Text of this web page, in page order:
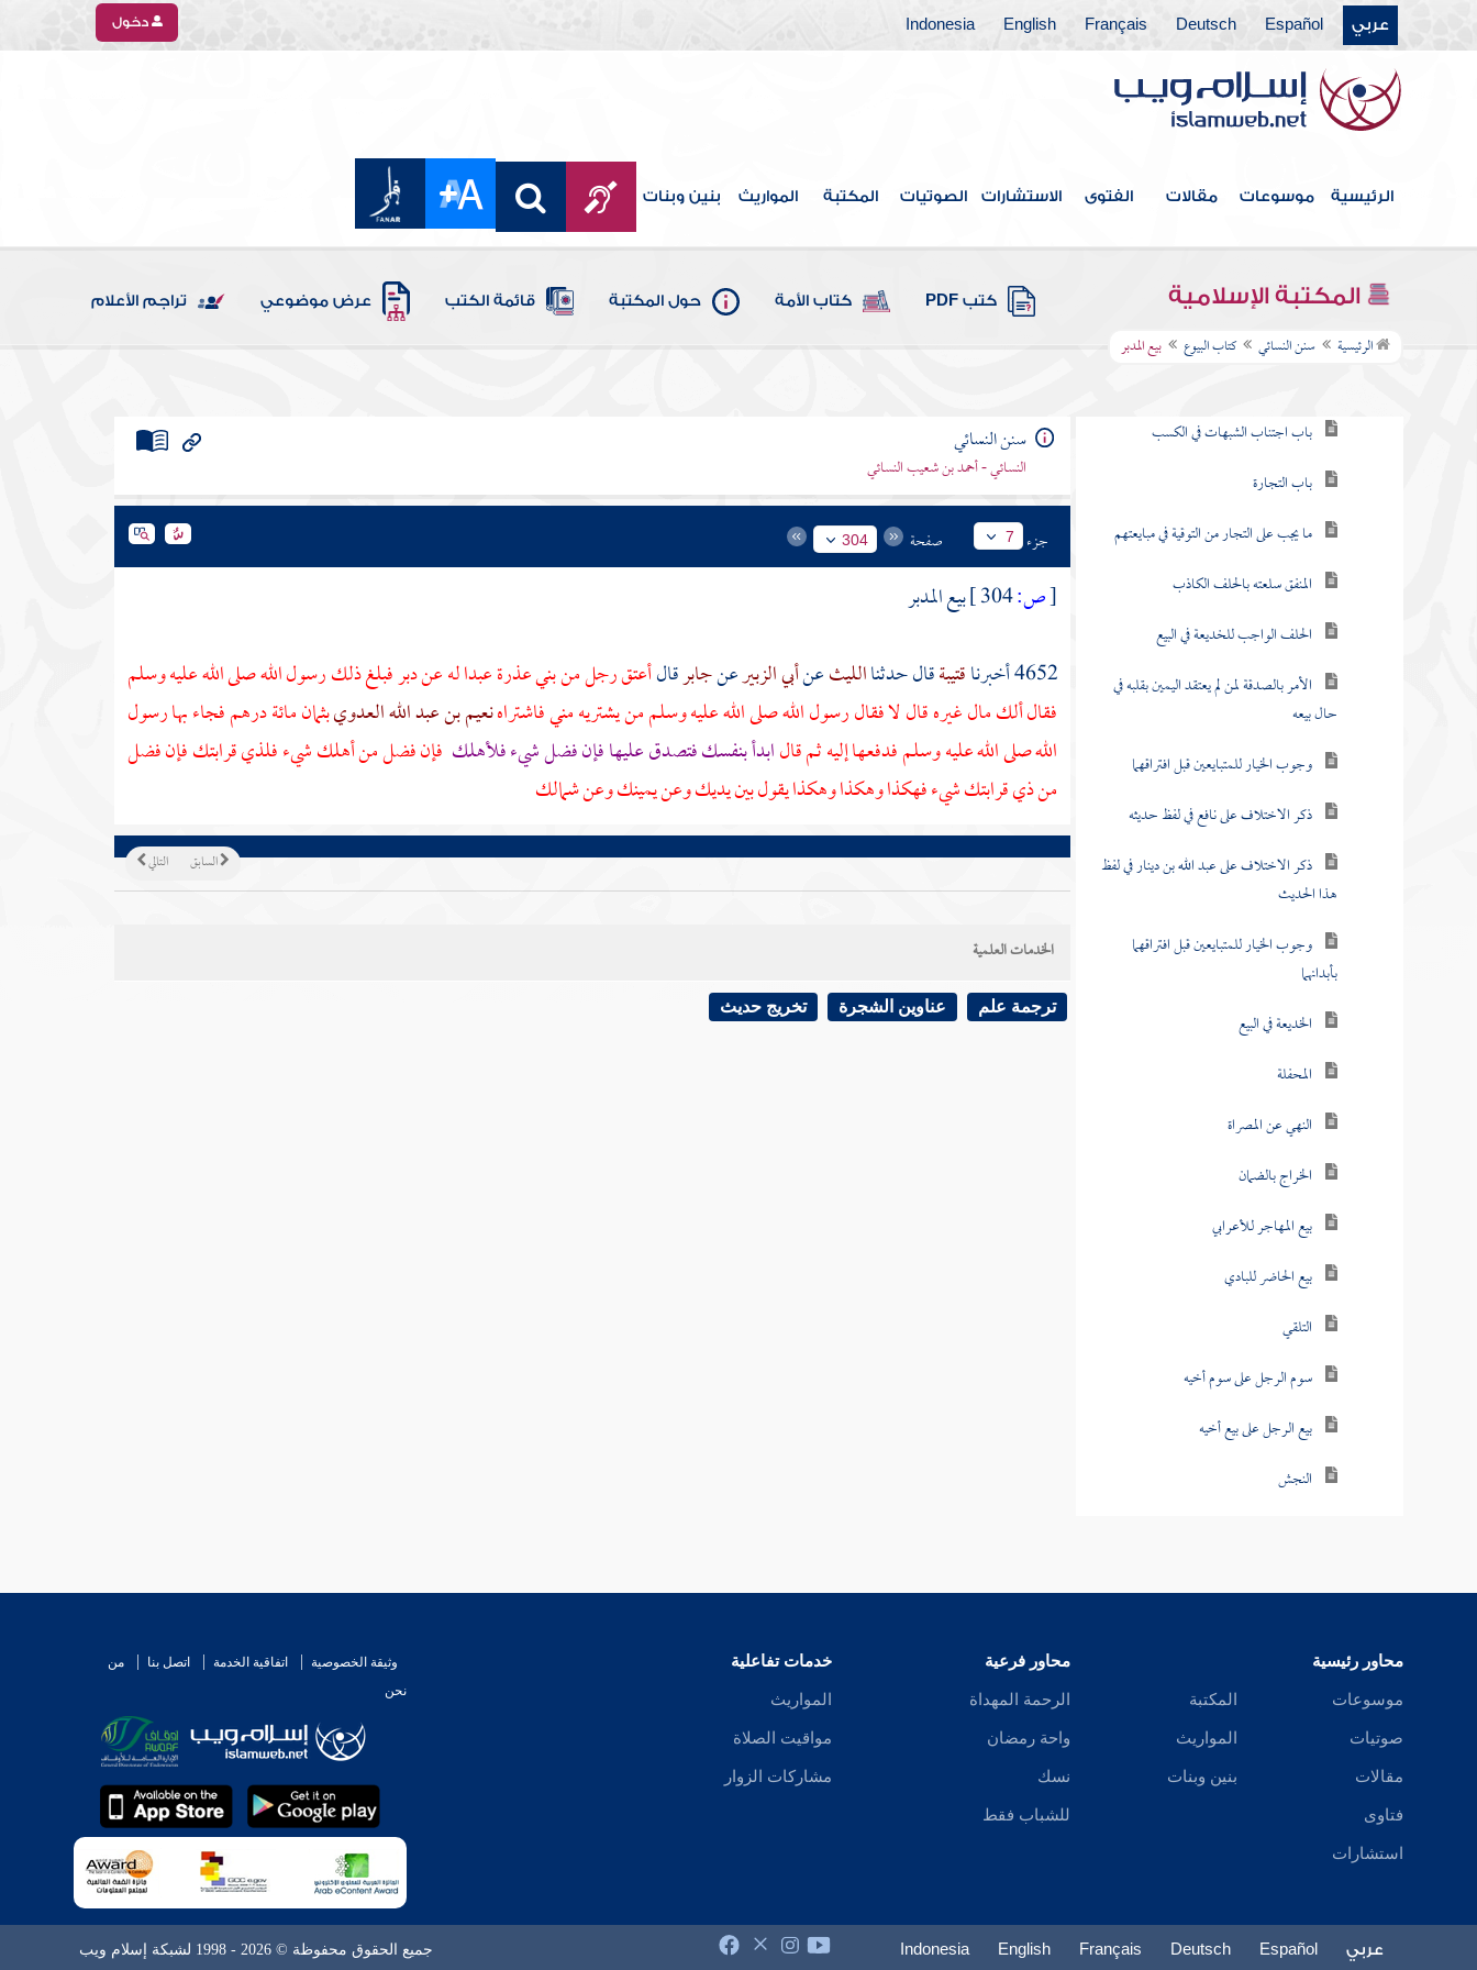
عربي Español
Deutsch
Français
English
Indonesia دخول
الرئيسية موسوعات مقالات الفتوى الاستشارات الصوتيات المكتبة المواريث بنين وبنات
المكتبة الإسلامية كتب PDF كتاب الأمة حول المكتبة قائمة الكتب عرض موضوعي تراجم الأعلام
الرئيسية سنن النسائي كتاب البيوع بيع المدبر
كتاب قسم الفيء
كتاب البيعة
كتاب العقيقة
كتاب الفرع والعتيرة
كتاب الصيد والذبائح
كتاب الضحايا
كتاب البيوع
باب اجتناب الشبهات في الكسب
باب التجارة
ما يجب على التجار من التوقية في مبايعتهم
المنفق سلعته بالحلف الكاذب
الحلف الواجب للخديعة في البيع
الأمر بالصدقة لمن لم يعتقد اليمين بقلبه في
حال بيعه
وجوب الخيار للمتبايعين قبل افتراقهما
ذكر الاختلاف على نافع في لفظ حديثه
ذكر الاختلاف على عبد الله بن دينار في لفظ
هذا الحديث
وجوب الخيار للمتبايعين قبل افتراقهما
بأبدانهما
الخديعة في البيع
المحفلة
النهي عن المصراة
الخراج بالضمان
بيع المهاجر للأعرابي
بيع الحاضر للبادي
التلقي
سوم الرجل على سوم أخيه
بيع الرجل على بيع أخيه
النجش
سنن النسائي
النسائي - أحمد بن شعيب النسائي
جزء 7 صفحة 304
[ص:
بيع المدبر
4652 أخبرنا
قتيبةقال حدثناالليثعنأبي الزبيرعنجابرقالأعتق رجل منبني عذرةعبدا له عن دبر فبلغ ذلك رسول الله صلى الله عليه وسلم
فقال ألك مال غيره قال لا فقال رسول الله صلى الله عليه وسلم من يشتريه مني فاشتراهنعيم بن عبد الله العدويبثمان مائة درهم فجاء بها رسول
الله صلى الله عليه وسلم فدفعها إليه ثم قالابدأ بنفسك فتصدق عليها فإن فضل شيء فلأهلك فإن فضل من أهلك شيء فلذي قرابتك فإن فضل
من ذي قرابتك شيء فهكذا وهكذا وهكذا يقول بين يديك وعن يمينك وعن شمالك
التالي السابق
الخدمات العلمية
ترجمة علم عناوين الشجرة تخريج حديث
محاور رئيسية
موسوعات
صوتيات
مقالات
فتاوى
استشارات
المكتبة
المواريث
بنين وبنات
محاور فرعية
الرحمة المهداة
واحة رمضان
نسك
للشباب فقط
خدمات تفاعلية
المواريث
مواقيت الصلاة
مشاركات الزوار
وثيقة الخصوصية اتفاقية الخدمة اتصل بنا
من
نحن
عربي Español
Deutsch
Français
English
Indonesia جميع الحقوق محفوظة © 2026 - 1998 لشبكة إسلام ويب